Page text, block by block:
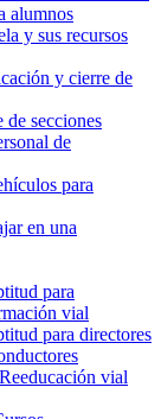
alumnos
y sus recursos
y cierre de
secciones
de
para
en una
para
vial
para directores
vial